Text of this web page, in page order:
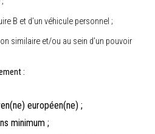
B et d’un véhicule personnel ;
similaire et/ou au sein d’un pouvoir
:
européen(ne) ;
minimum ;